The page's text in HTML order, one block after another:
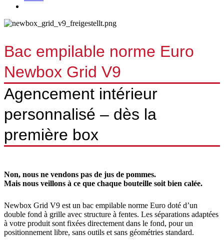
Bac empilable norme Euro
Newbox Grid V9
Agencement intérieur
personnalisé – dès la
première box
Non, nous ne vendons pas de jus de pommes.
Mais nous veillons à ce que chaque bouteille soit bien calée.
Newbox Grid V9 est un bac empilable norme Euro doté d’un
double fond à grille avec structure à fentes. Les séparations adaptées
à votre produit sont fixées directement dans le fond, pour un
positionnement libre, sans outils et sans géométries standard.